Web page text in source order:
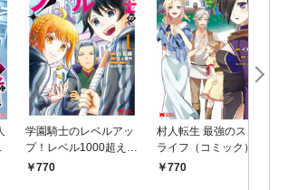
学園騎士のレベルアッ
プ！レベル1000超えの
転生者、落ちこぼれク
770
村人転生 最強のスロー
ライフ（コミック） 1
770